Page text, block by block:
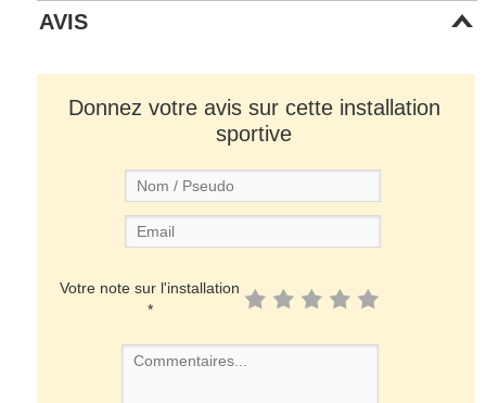
AVIS
Donnez votre avis sur cette installation
sportive
Votre note sur l'installation
*